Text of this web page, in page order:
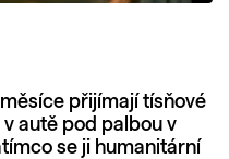
přijímají tísňové
autě pod palbou v
se ji humanitární